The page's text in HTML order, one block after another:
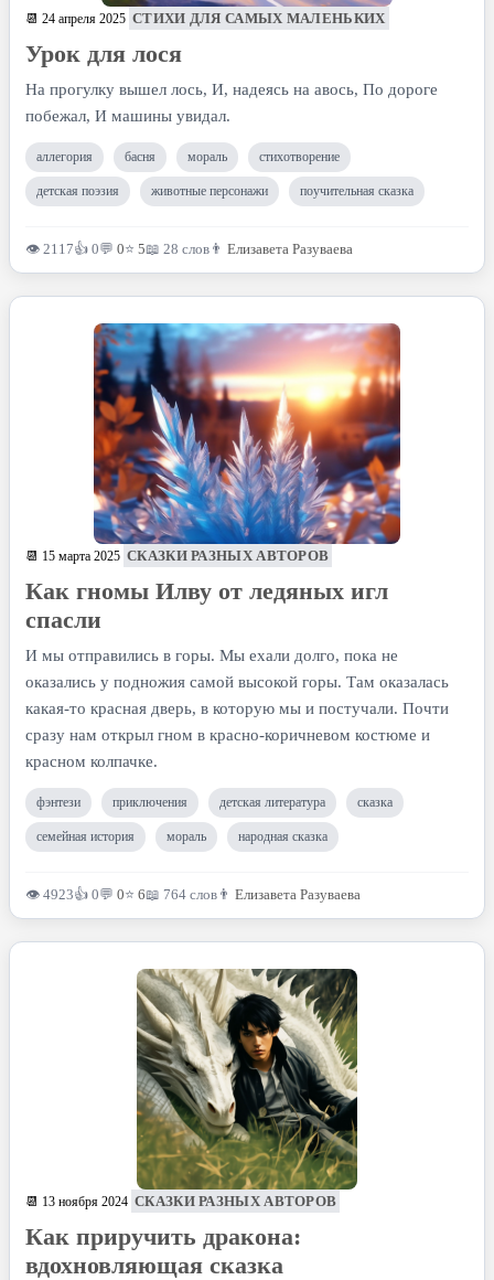
📆 24 апреля 2025 СТИХИ ДЛЯ САМЫХ МАЛЕНЬКИХ
Урок для лося
На прогулку вышел лось, И, надеясь на авось, По дороге
побежал, И машины увидал.
аллегория басня мораль стихотворение
детская поэзия животные персонажи поучительная сказка
👁 2117👍 0💬 0⭐ 5📖 28 слов 👨 Елизавета Разуваева
📆 15 марта 2025 СКАЗКИ РАЗНЫХ АВТОРОВ
Как гномы Илву от ледяных игл
спасли
И мы отправились в горы. Мы ехали долго, пока не
оказались у подножия самой высокой горы. Там оказалась
какая-то красная дверь, в которую мы и постучали. Почти
сразу нам открыл гном в красно-коричневом костюме и
красном колпачке.
фэнтези приключения детская литература сказка
семейная история мораль народная сказка
👁 4923👍 0💬 0⭐ 6📖 764 слов 👨 Елизавета Разуваева
📆 13 ноября 2024 СКАЗКИ РАЗНЫХ АВТОРОВ
Как приручить дракона:
вдохновляющая сказка